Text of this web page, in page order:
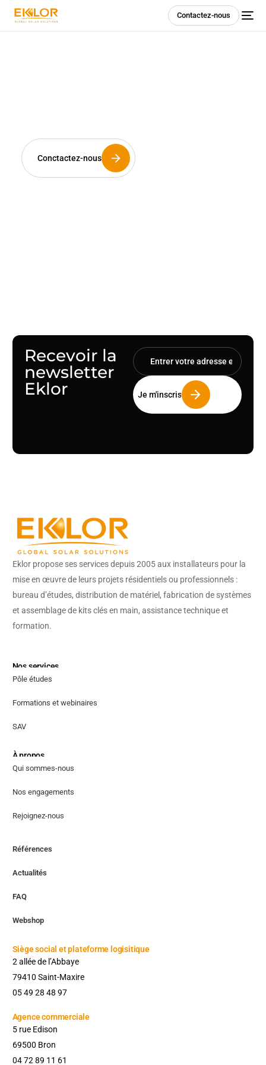
Contactez-nous
Conctactez-nous
Recevoir la
newsletter
Eklor
Nos services
Pôle études
Formations et webinaires
SAV
À propos
Qui sommes-nous
Nos engagements
Rejoignez-nous
Références
Actualités
FAQ
Webshop
Eklor propose ses services depuis 2005 aux installateurs pour la
mise en œuvre de leurs projets résidentiels ou professionnels :
bureau d’études, distribution de matériel, fabrication de systèmes
et assemblage de kits clés en main, assistance technique et
formation.
Siège social et plateforme logisitique
2 allée de l’Abbaye
79410 Saint-Maxire
05 49 28 48 97
Agence commerciale​
5 rue Edison
69500 Bron
04 72 89 11 61